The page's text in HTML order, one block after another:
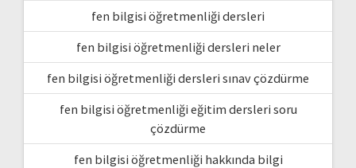
fen bilgisi öğretmenliği dersleri
fen bilgisi öğretmenliği dersleri neler
fen bilgisi öğretmenliği dersleri sınav çözdürme
fen bilgisi öğretmenliği eğitim dersleri soru
çözdürme
fen bilgisi öğretmenliği hakkında bilgi